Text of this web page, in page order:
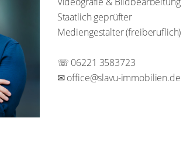
Staatlich geprüfter Mediengestalter
(freiberuflich)
☏ 06221 3583723
✉ office@slavu-immobilien.de